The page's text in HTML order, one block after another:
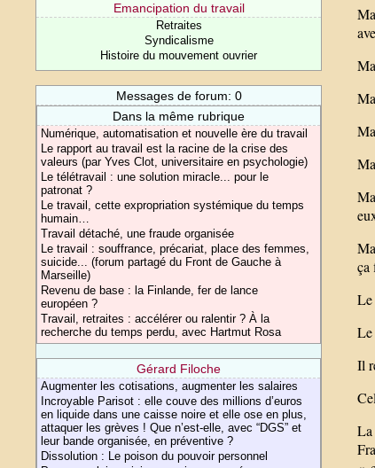
Emancipation du travail
Retraites
Syndicalisme
Histoire du mouvement ouvrier
Messages de forum: 0
Dans la même rubrique
Numérique, automatisation et nouvelle ère du travail
Le rapport au travail est la racine de la crise des
valeurs (par Yves Clot, universitaire en psychologie)
Le télétravail : une solution miracle... pour le
patronat ?
Le travail, cette expropriation systémique du temps
humain…
Travail détaché, une fraude organisée
Le travail : souffrance, précariat, place des femmes,
suicide... (forum partagé du Front de Gauche à
Marseille)
Revenu de base : la Finlande, fer de lance
européen ?
Travail, retraites : accélérer ou ralentir ? À la
recherche du temps perdu, avec Hartmut Rosa
Gérard Filoche
Augmenter les cotisations, augmenter les salaires
Incroyable Parisot : elle couve des millions d’euros
en liquide dans une caisse noire et elle ose en plus,
attaquer les grèves ! Que n’est-elle, avec “DGS” et
leur bande organisée, en préventive ?
Dissolution : Le poison du pouvoir personnel
ça
Le
Le
Il
La